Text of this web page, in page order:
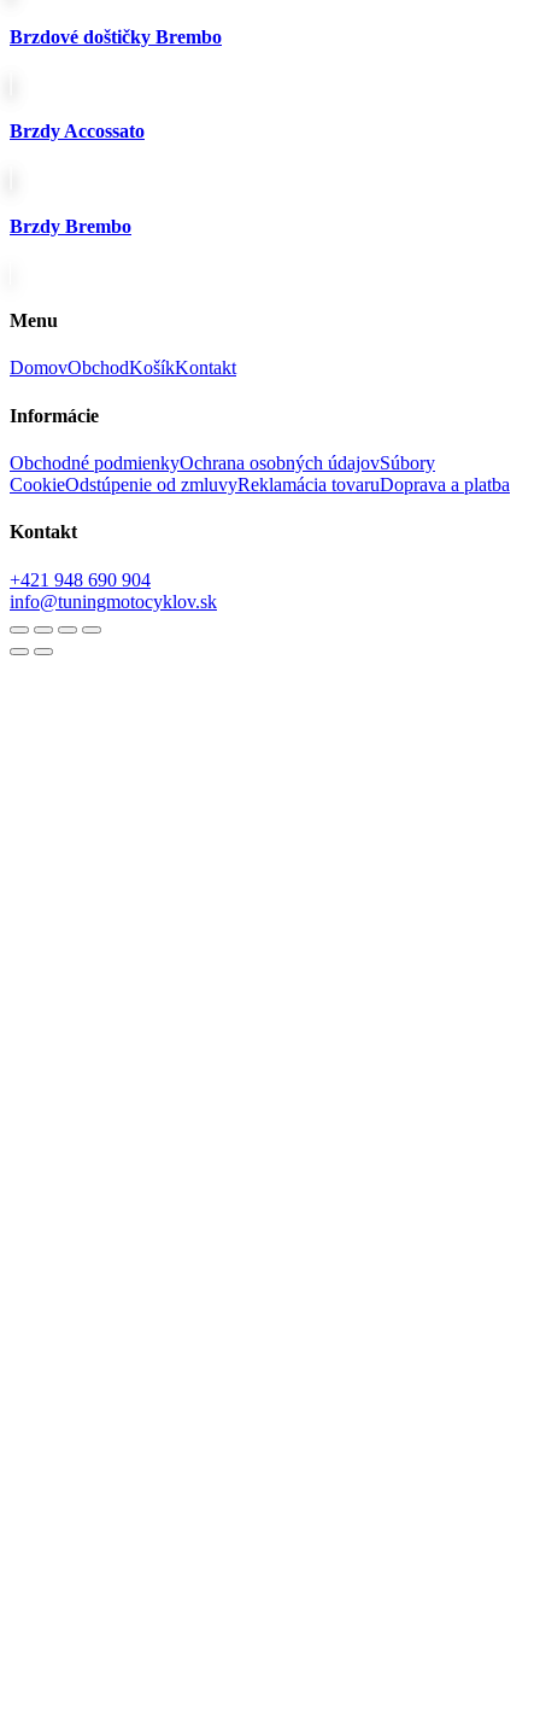
Brzdové doštičky Brembo
Brzdy Accossato
Brzdy Brembo
Menu
DomovObchodKošíkKontakt
Informácie
Obchodné podmienkyOchrana osobných údajovSúbory
CookieOdstúpenie od zmluvyReklamácia tovaruDoprava a platba
Kontakt
+421 948 690 904
info@tuningmotocyklov.sk